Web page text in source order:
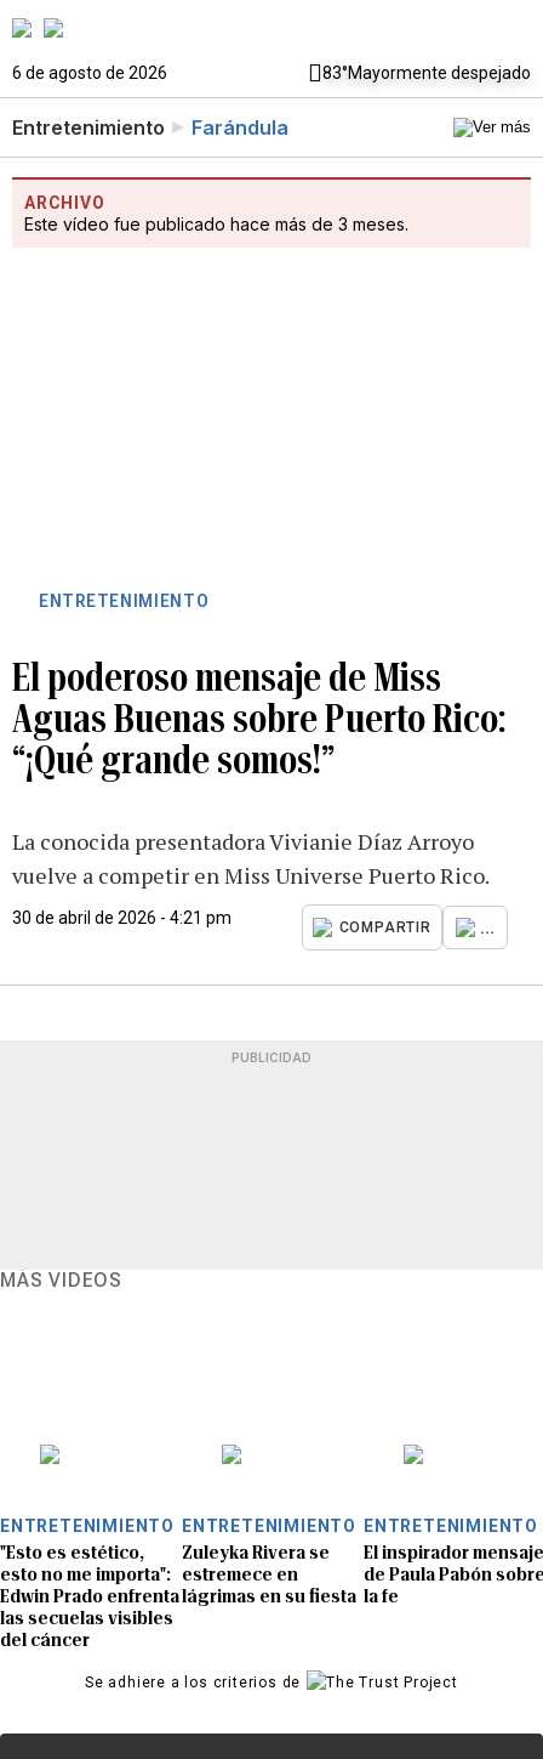
6 de agosto de 2026 83°Mayormente despejado
Entretenimiento Farándula
ARCHIVO
Este vídeo fue publicado hace más de 3 meses.
ENTRETENIMIENTO
El poderoso mensaje de Miss
Aguas Buenas sobre Puerto Rico:
“¡Qué grande somos!”
La conocida presentadora Vivianie Díaz Arroyo
vuelve a competir en Miss Universe Puerto Rico.
30 de abril de 2026 - 4:21 pm
COMPARTIR ...
PUBLICIDAD
MÁS VIDEOS
ENTRETENIMIENTO
"Esto es estético,
esto no me importa":
Edwin Prado enfrenta
las secuelas visibles
del cáncer
ENTRETENIMIENTO
Zuleyka Rivera se
estremece en
lágrimas en su fiesta
ENTRETENIMIENTO
El inspirador mensaje
de Paula Pabón
la fe
Se adhiere a los criterios de